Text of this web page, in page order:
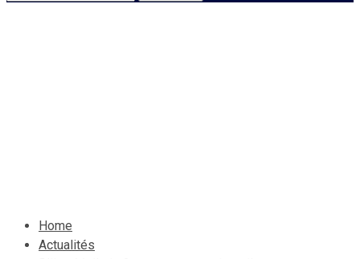
Home
Actualités